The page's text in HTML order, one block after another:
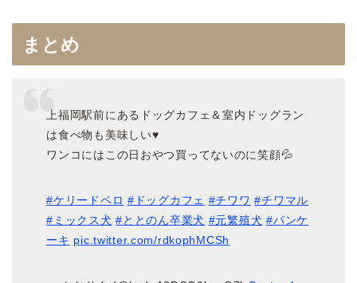
まとめ
上福岡駅前にあるドッグカフェ＆室内ドッグラン
は食べ物も美味しい♥
ワンコにはこの日おやつ買ってないのに笑顔💦
#ケリードペロ #ドッグカフェ #チワワ #チワマル
#ミックス犬 #ととのん卒業犬 #元繁殖犬 #パンケ
ーキ pic.twitter.com/rdkophMCSh